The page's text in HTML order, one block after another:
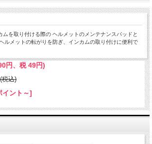
ムを取り付ける際の ヘルメットのメンテナンスパッドと
ルメットの転がりを防ぎ、インカムの取り付けに便利で
円、税 49円)
税込)
ント～]